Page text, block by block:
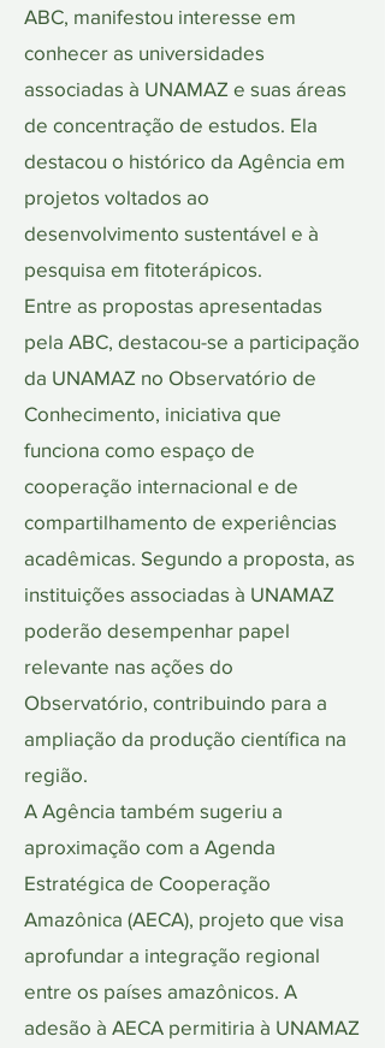
ABC, manifestou interesse em
conhecer as universidades
associadas à UNAMAZ e suas áreas
de concentração de estudos. Ela
destacou o histórico da Agência em
projetos voltados ao
desenvolvimento sustentável e à
pesquisa em fitoterápicos.
Entre as propostas apresentadas
pela ABC, destacou-se a participação
da UNAMAZ no Observatório de
Conhecimento, iniciativa que
funciona como espaço de
cooperação internacional e de
compartilhamento de experiências
acadêmicas. Segundo a proposta, as
instituições associadas à UNAMAZ
poderão desempenhar papel
relevante nas ações do
Observatório, contribuindo para a
ampliação da produção científica na
região.
A Agência também sugeriu a
aproximação com a Agenda
Estratégica de Cooperação
Amazônica (AECA), projeto que visa
aprofundar a integração regional
entre os países amazônicos. A
adesão à AECA permitiria à UNAMAZ